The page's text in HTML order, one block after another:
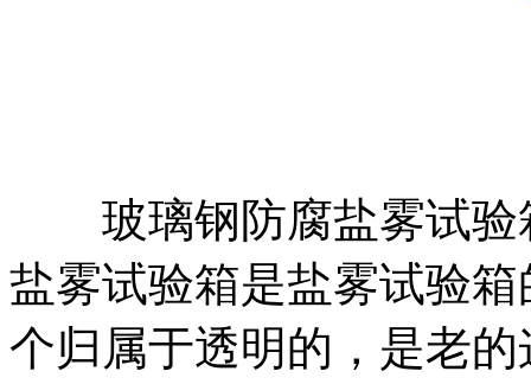
玻璃钢防腐盐雾试验
盐雾试验箱是盐雾试验
个归属于透明的，是老